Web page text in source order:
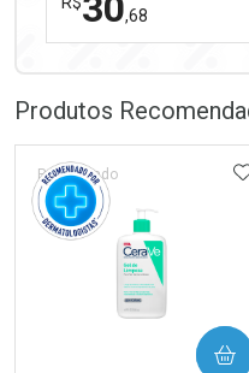
,68
Laboratório
Por Menos
Produtos
Patrocinado
COMPRAR